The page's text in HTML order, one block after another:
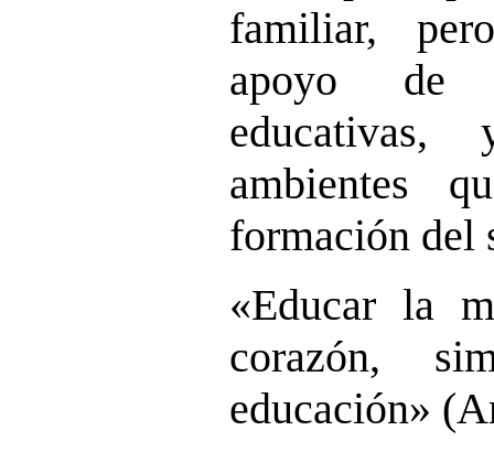
familiar,
apoyo de
ambientes
formación del
«Educar la
corazón,
educación»